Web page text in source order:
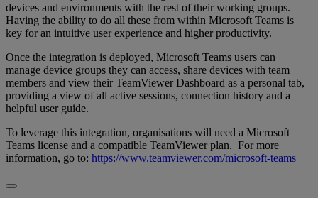
devices and environments with the rest of their working groups.
Having the ability to do all these from within Microsoft Teams is
key for an intuitive user experience and higher productivity.
Once the integration is deployed, Microsoft Teams users can
manage device groups they can access, share devices with team
members and view their TeamViewer Dashboard as a personal tab,
providing a view of all active sessions, connection history and a
helpful user guide.
To leverage this integration, organisations will need a Microsoft
Teams license and a compatible TeamViewer plan. For more
information, go to: https://www.teamviewer.com/microsoft-teams